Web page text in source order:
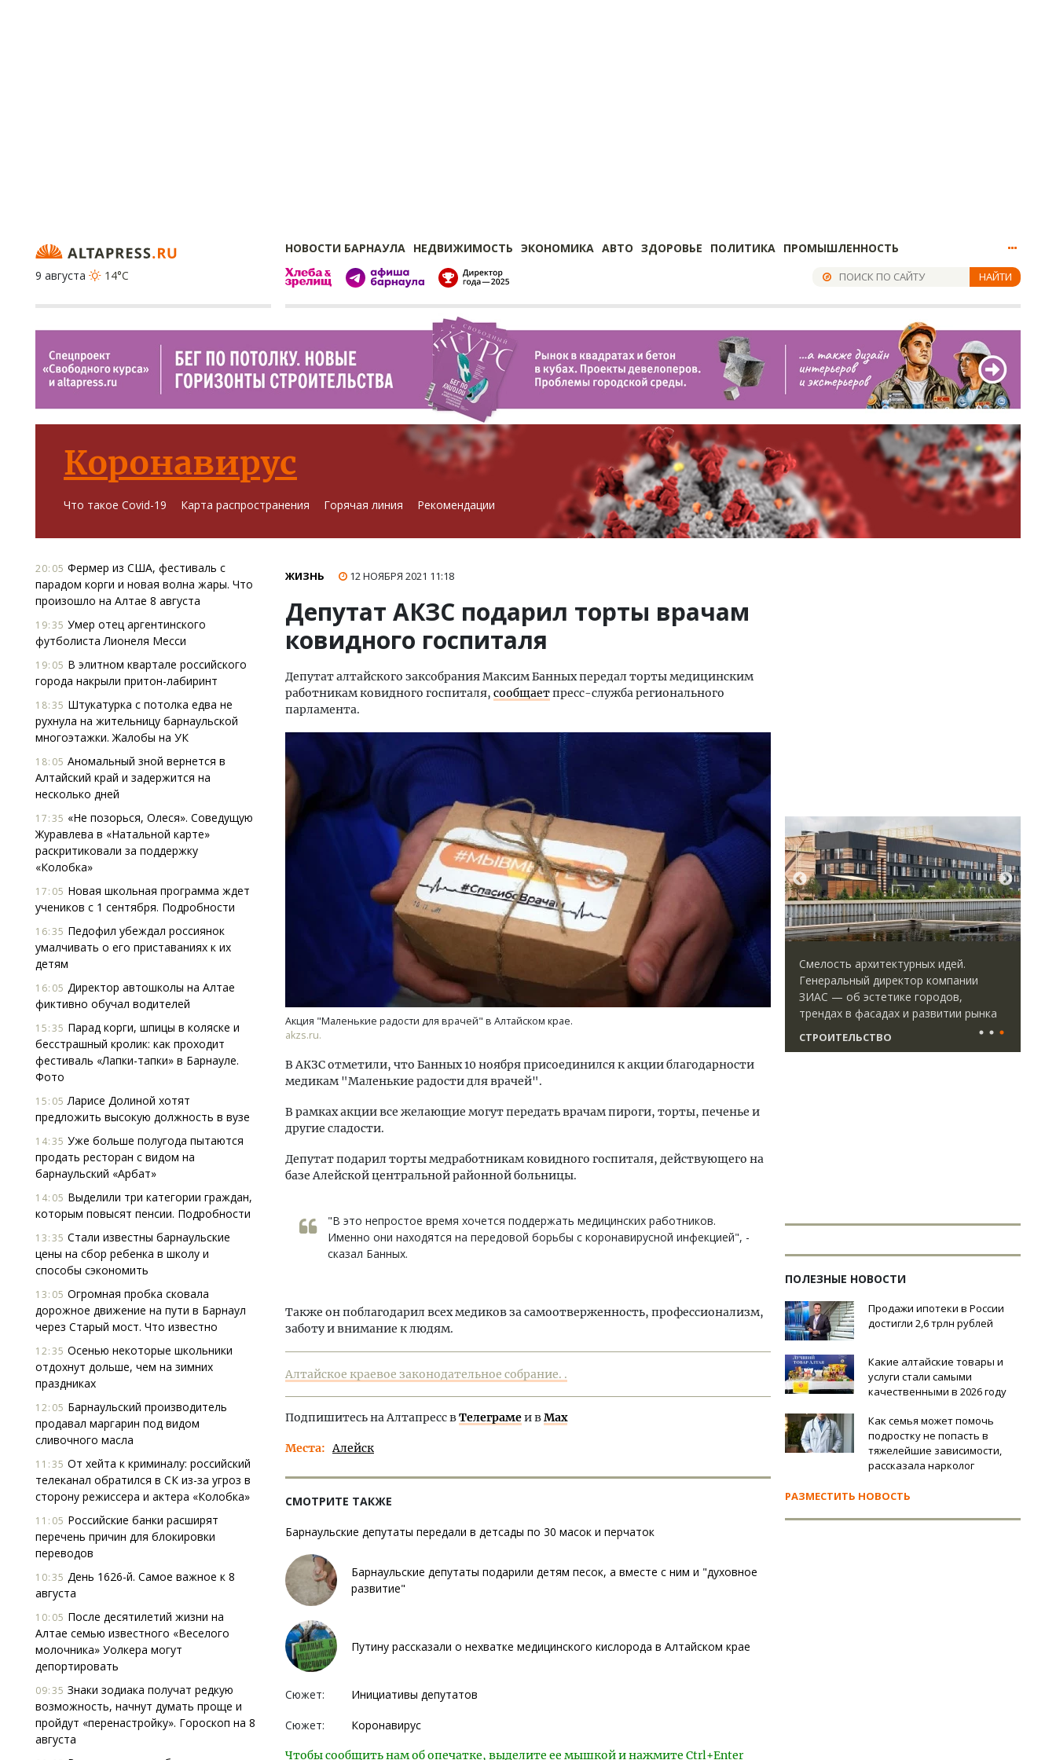
НОВОСТИ БАРНАУЛА НЕДВИЖИМОСТЬ ЭКОНОМИКА АВТО ЗДОРОВЬЕ ПОЛИТИКА ПРОМЫШЛЕННОСТЬ
9 августа
14°C НАЙТИ
Коронавирус
Что такое Covid-19 Карта распространения Горячая линия Рекомендации
20:05 Фермер из США, фестиваль с
парадом корги и новая волна жары. Что
произошло на Алтае 8 августа
19:35 Умер отец аргентинского
футболиста Лионеля Месси
19:05 В элитном квартале российского
города накрыли притон-лабиринт
18:35 Штукатурка с потолка едва не
рухнула на жительницу барнаульской
многоэтажки. Жалобы на УК
18:05 Аномальный зной вернется в
Алтайский край и задержится на
несколько дней
17:35 «Не позорься, Олеся». Соведущую
Журавлева в «Натальной карте»
раскритиковали за поддержку
«Колобка»
17:05 Новая школьная программа ждет
учеников с 1 сентября. Подробности
16:35 Педофил убеждал россиянок
умалчивать о его приставаниях к их
детям
16:05 Директор автошколы на Алтае
фиктивно обучал водителей
15:35 Парад корги, шпицы в коляске и
бесстрашный кролик: как проходит
фестиваль «Лапки-тапки» в Барнауле.
Фото
15:05 Ларисе Долиной хотят
предложить высокую должность в вузе
14:35 Уже больше полугода пытаются
продать ресторан с видом на
барнаульский «Арбат»
14:05 Выделили три категории граждан,
которым повысят пенсии. Подробности
13:35 Стали известны барнаульские
цены на сбор ребенка в школу и
способы сэкономить
13:05 Огромная пробка сковала
дорожное движение на пути в Барнаул
через Старый мост. Что известно
12:35 Осенью некоторые школьники
отдохнут дольше, чем на зимних
праздниках
12:05 Барнаульский производитель
продавал маргарин под видом
сливочного масла
11:35 От хейта к криминалу: российский
телеканал обратился в СК из-за угроз в
сторону режиссера и актера «Колобка»
11:05 Российские банки расширят
перечень причин для блокировки
переводов
10:35 День 1626-й. Самое важное к 8
августа
10:05 После десятилетий жизни на
Алтае семью известного «Веселого
молочника» Уолкера могут
депортировать
09:35 Знаки зодиака получат редкую
возможность, начнут думать проще и
пройдут «перенастройку». Гороскоп на 8
августа
ЖИЗНЬ 12 НОЯБРЯ 2021 11:18
Депутат АКЗС подарил торты врачам
ковидного госпиталя
Депутат алтайского заксобрания Максим Банных передал торты медицинским
работникам ковидного госпиталя, сообщаетпресс-служба регионального
парламента.
Акция "Маленькие радости для врачей" в Алтайском крае.
akzs.ru.
В АКЗС отметили, что Банных 10 ноября присоединился к акции благодарности
медикам "Маленькие радости для врачей".
В рамках акции все желающие могут передать врачам пироги, торты, печенье и
другие сладости.
Депутат подарил торты медработникам ковидного госпиталя, действующего на
базе Алейской центральной районной больницы.
"В это непростое время хочется поддержать медицинских работников.
Именно они находятся на передовой борьбы с коронавирусной инфекцией", -
сказал Банных.
Также он поблагодарил всех медиков за самоотверженность, профессионализм,
заботу и внимание к людям.
Алтайское краевое законодательное собрание. .
Подпишитесь на Алтапресс вТелеграмеи вMax
Места Алейск
СМОТРИТЕ ТАКЖЕ
Барнаульские депутаты передали в детсады по 30 масок и перчаток
Барнаульские депутаты подарили детям песок, а вместе с ним и "духовное
развитие"
Путину рассказали о нехватке медицинского кислорода в Алтайском крае
Сюжет: Инициативы депутатов
Сюжет: Коронавирус
Чтобы сообщить нам об опечатке, выделите ее мышкой и нажмите Ctrl+Enter
Генеральный директор компании
ЗИАС — об эстетике городов,
трендах в фасадах и развитии рынка
СТРОИТЕЛЬСТВО
Архитектурный код начинается с
земли. Мощение крупноформатными
плитами становится новым
стандартом благоустройства
Ищем новые берега. Гендиректор
«Жилищной инициативы» Юрий
Гатилов — о том, как девелоперу
штормит
Смелость архитектурных идей.
Генеральный директор компании
ЗИАС — об эстетике городов,
трендах в фасадах и развитии рынка
СТРОИТЕЛЬСТВО
ПОЛЕЗНЫЕ НОВОСТИ
Продажи ипотеки в России
достигли 2,6 трлн рублей
Какие алтайские товары и
услуги стали самыми
качественными в 2026 году
Как семья может помочь
подростку не попасть в
тяжелейшие зависимости,
рассказала нарколог
РАЗМЕСТИТЬ НОВОСТЬ